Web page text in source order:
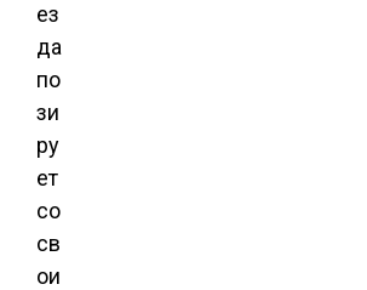
ез
да
по
зи
ру
ет
со
св
ои